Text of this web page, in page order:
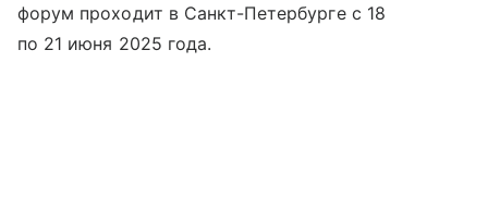
форум проходит в Санкт-Петербурге с 18
по 21 июня 2025 года.